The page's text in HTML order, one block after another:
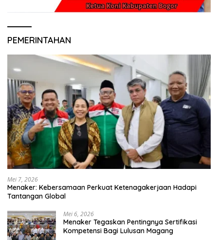
PEMERINTAHAN
Mei 7, 2026
Menaker: Kebersamaan Perkuat Ketenagakerjaan Hadapi
Tantangan Global
Mei 6, 2026
Menaker Tegaskan Pentingnya Sertifikasi
Kompetensi Bagi Lulusan Magang